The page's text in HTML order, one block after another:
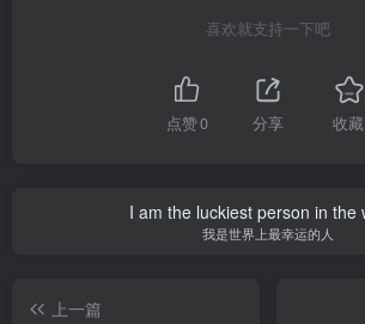
喜欢就支持一下吧
点赞0 分享 收藏
I am the luckiest person in the
我是世界上最幸运的人
上一篇